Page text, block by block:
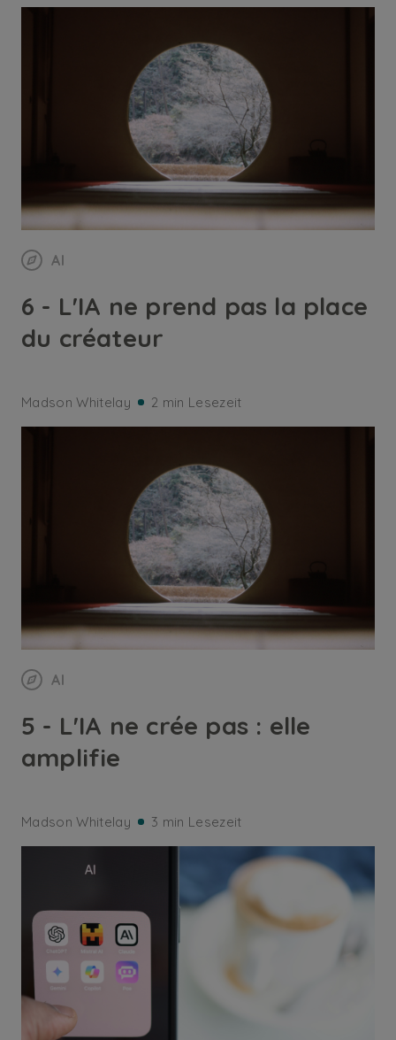
AI
6 - L'IA ne prend pas la place
du créateur
Madson Whitelay 2 min Lesezeit
AI
5 - L'IA ne crée pas : elle
amplifie
Madson Whitelay 3 min Lesezeit